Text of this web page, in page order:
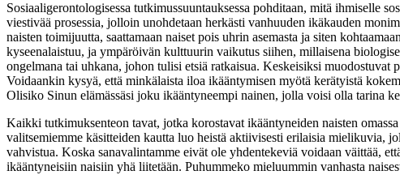
Sosiaaligerontologisessa tutkimussuuntauksessa pohditaan, mitä ihmiselle
viestivää prosessia, jolloin unohdetaan herkästi vanhuuden ikäkauden
naisten toimijuutta, saattamaan naiset pois uhrin asemasta ja siten
kyseenalaistuu, ja ympäröivän kulttuurin vaikutus siihen, millaisena
ongelmana tai uhkana, johon tulisi etsiä ratkaisua. Keskeisiksi
Voidaankin kysyä, että minkälaista iloa ikääntymisen myötä kerätyistä
Olisiko Sinun elämässäsi joku ikääntyneempi nainen, jolla voisi olla tarina
Kaikki tutkimuksenteon tavat, jotka korostavat ikääntyneiden naisten
valitsemiemme käsitteiden kautta luo heistä aktiivisesti erilaisia mielikuvia,
vahvistua. Koska sanavalintamme eivät ole yhdentekeviä voidaan väittää,
ikääntyneisiin naisiin yhä liitetään. Puhummeko mieluummin vanhasta